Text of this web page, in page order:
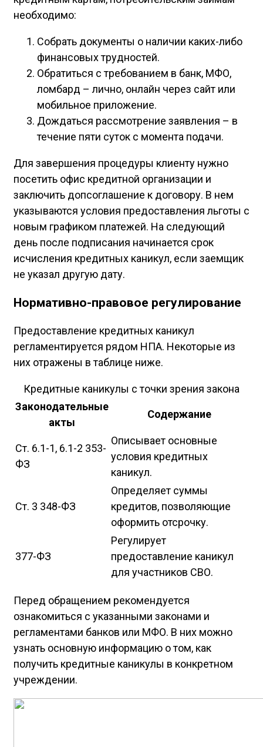
необходимо:
Собрать документы о наличии каких-либо
финансовых трудностей.
Обратиться с требованием в банк, МФО,
ломбард – лично, онлайн через сайт или
мобильное приложение.
Дождаться рассмотрение заявления – в
течение пяти суток с момента подачи.
Для завершения процедуры клиенту нужно
посетить офис кредитной организации и
заключить допсоглашение к договору. В нем
указываются условия предоставления льготы с
новым графиком платежей. На следующий
день после подписания начинается срок
исчисления кредитных каникул, если заемщик
не указал другую дату.
Нормативно-правовое регулирование
Предоставление кредитных каникул
регламентируется рядом НПА. Некоторые из
них отражены в таблице ниже.
Кредитные каникулы с точки зрения закона
Законодательные
акты
Содержание
Ст. 6.1-1, 6.1-2 353-
ФЗ
Описывает основные
условия кредитных
каникул.
Ст. 3 348-ФЗ
Определяет суммы
кредитов, позволяющие
оформить отсрочку.
377-ФЗ
Регулирует
предоставление каникул
для участников СВО.
Перед обращением рекомендуется
ознакомиться с указанными законами и
регламентами банков или МФО. В них можно
узнать основную информацию о том, как
получить кредитные каникулы в конкретном
учреждении.